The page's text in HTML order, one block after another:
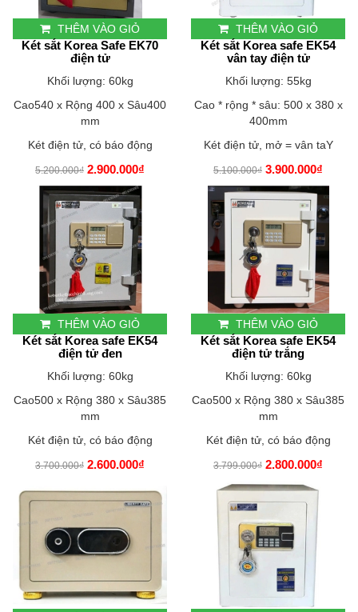
THÊM VÀO GIỎ
Két sắt Korea Safe EK70
điện tử
Khối lượng: 60kg
Cao540 x Rộng 400 x Sâu400
mm
Két điện tử, có báo động
5.200.000₫ 2.900.000₫
THÊM VÀO GIỎ
Két sắt Korea safe EK54
vân tay điện tử
Khối lượng: 55kg
Cao * rộng * sâu: 500 x 380 x
400mm
Két điện tử, mở = vân taY
5.100.000₫ 3.900.000₫
THÊM VÀO GIỎ
Két sắt Korea safe EK54
điện tử đen
Khối lượng: 60kg
Cao500 x Rộng 380 x Sâu385
mm
Két điện tử, có báo động
3.700.000₫ 2.600.000₫
THÊM VÀO GIỎ
Két sắt Korea safe EK54
điện tử trắng
Khối lượng: 60kg
Cao500 x Rộng 380 x Sâu385
mm
Két điện tử, có báo động
3.799.000₫ 2.800.000₫